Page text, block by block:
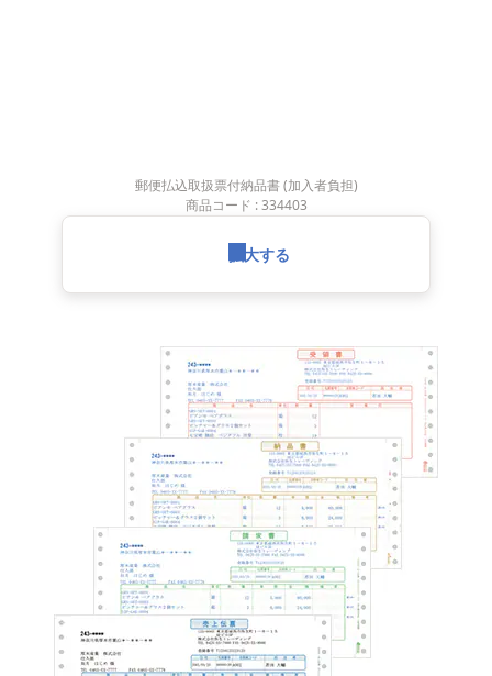
郵便払込取扱票付納品書 (加入者負担)
商品コード : 334403
拡大する